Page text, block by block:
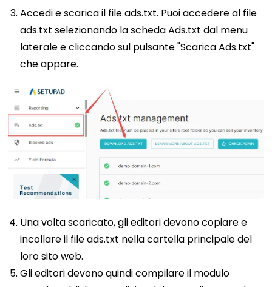
Accedi e scarica il file ads.txt. Puoi accedere al file
ads.txt selezionando la scheda Ads.txt dal menu
laterale e cliccando sul pulsante "Scarica Ads.txt"
che appare.
Una volta scaricato, gli editori devono copiare e
incollare il file ads.txt nella cartella principale del
loro sito web.
Gli editori devono quindi compilare il modulo